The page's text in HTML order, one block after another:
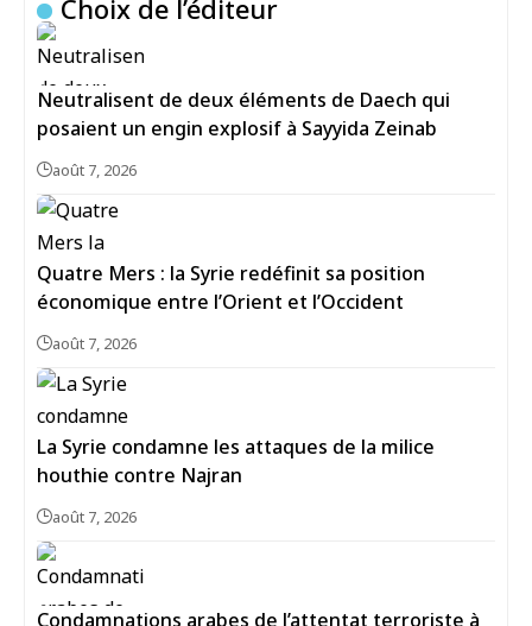
Choix de l’éditeur
Neutralisent de deux éléments de Daech qui
posaient un engin explosif à Sayyida Zeinab
août 7, 2026
Quatre Mers : la Syrie redéfinit sa position
économique entre l’Orient et l’Occident
août 7, 2026
La Syrie condamne les attaques de la milice
houthie contre Najran
août 7, 2026
Condamnations arabes de l’attentat terroriste à